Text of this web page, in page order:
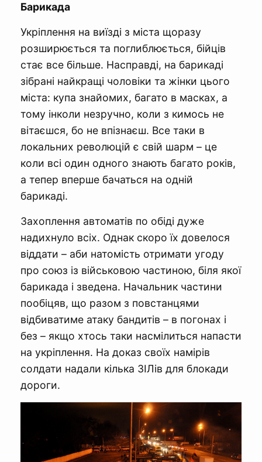
Барикада
Укріплення на виїзді з міста щоразу
розширюється та поглиблюється, бійців
стає все більше. Насправді, на барикаді
зібрані найкращі чоловіки та жінки цього
міста: купа знайомих, багато в масках, а
тому інколи незручно, коли з кимось не
вітаєшся, бо не впізнаєш. Все таки в
локальних революцій є свій шарм – це
коли всі один одного знають багато років,
а тепер вперше бачаться на одній
барикаді.
Захоплення автоматів по обіді дуже
надихнуло всіх. Однак скоро їх довелося
віддати – аби натомість отримати угоду
про союз із військовою частиною, біля якої
барикада і зведена. Начальник частини
пообіцяв, що разом з повстанцями
відбиватиме атаку бандитів – в погонах і
без – якщо хтось таки насмілиться напасти
на укріплення. На доказ своїх намірів
солдати надали кілька ЗІЛів для блокади
дороги.